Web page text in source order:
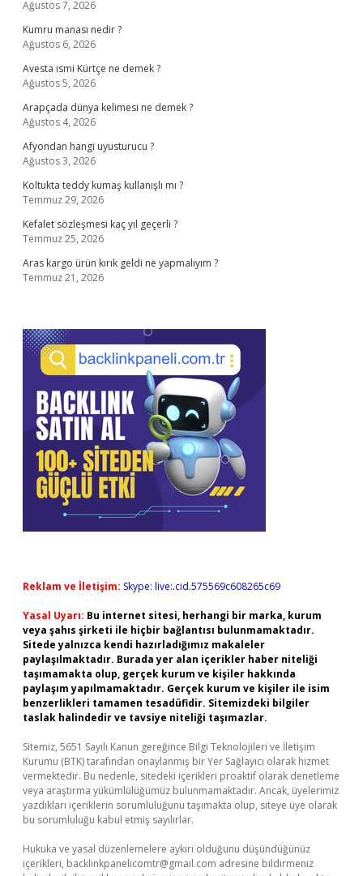
Ağustos 7, 2026
Kumru manası nedir ?
Ağustos 6, 2026
Avesta ismi Kürtçe ne demek ?
Ağustos 5, 2026
Arapçada dünya kelimesi ne demek ?
Ağustos 4, 2026
Afyondan hangi uyusturucu ?
Ağustos 3, 2026
Koltukta teddy kumaş kullanışlı mı ?
Temmuz 29, 2026
Kefalet sözleşmesi kaç yıl geçerli ?
Temmuz 25, 2026
Aras kargo ürün kırık geldi ne yapmalıyım ?
Temmuz 21, 2026
Reklam ve İletişim: Skype: live:.cid.575569c608265c69
Yasal Uyarı: Bu internet sitesi, herhangi bir marka, kurum
veya şahıs şirketi ile hiçbir bağlantısı bulunmamaktadır.
Sitede yalnızca kendi hazırladığımız makaleler
paylaşılmaktadır. Burada yer alan içerikler haber niteliği
taşımamakta olup, gerçek kurum ve kişiler hakkında
paylaşım yapılmamaktadır. Gerçek kurum ve kişiler ile isim
benzerlikleri tamamen tesadüfidir. Sitemizdeki bilgiler
taslak halindedir ve tavsiye niteliği taşımazlar.
Sitemiz, 5651 Sayılı Kanun gereğince Bilgi Teknolojileri ve İletişim
Kurumu (BTK) tarafından onaylanmış bir Yer Sağlayıcı olarak hizmet
vermektedir. Bu nedenle, sitedeki içerikleri proaktif olarak denetleme
veya araştırma yükümlülüğümüz bulunmamaktadır. Ancak, üyelerimiz
yazdıkları içeriklerin sorumluluğunu taşımakta olup, siteye üye olarak
bu sorumluluğu kabul etmiş sayılırlar.
Hukuka ve yasal düzenlemelere aykırı olduğunu düşündüğünüz
içerikleri, backlinkpanelicomtr@gmail.com adresine bildirmeniz